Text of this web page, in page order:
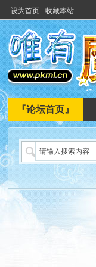
设为首页 收藏本站
『论坛首页』